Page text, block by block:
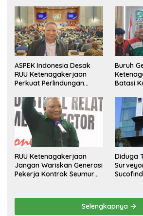
ASPEK Indonesia Desak
RUU Ketenagakerjaan
Perkuat Perlindungan
Pesangon
Buruh
Batasi
RUU Ketenagakerjaan
Jangan Wariskan Generasi
Pekerja Kontrak Seumur
Diduga
Selengkapnya